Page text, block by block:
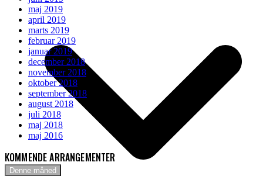
maj 2019
april 2019
marts 2019
februar 2019
januar 2019
december 2018
november 2018
oktober 2018
september 2018
august 2018
juli 2018
maj 2018
maj 2016
KOMMENDE ARRANGEMENTER
Denne måned